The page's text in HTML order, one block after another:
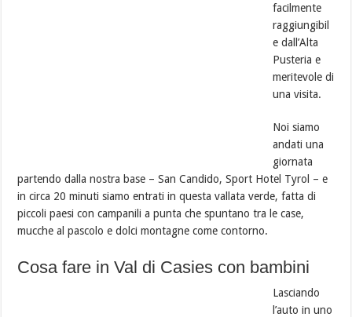
facilmente
raggiungibil
e dall’Alta
Pusteria e
meritevole di
una visita.
Noi siamo
andati una
giornata
partendo dalla nostra base – San Candido, Sport Hotel Tyrol – e
in circa 20 minuti siamo entrati in questa vallata verde, fatta di
piccoli paesi con campanili a punta che spuntano tra le case,
mucche al pascolo e dolci montagne come contorno.
Cosa fare in Val di Casies con bambini
Lasciando
l’auto in uno